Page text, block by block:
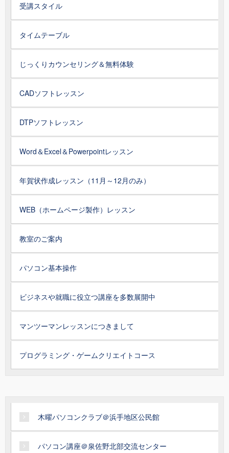
受講スタイル
タイムテーブル
じっくりカウンセリング＆無料体験
CADソフトレッスン
DTPソフトレッスン
Word＆Excel＆Powerpointレッスン
年賀状作成レッスン（11月～12月のみ）
WEB（ホームページ製作）レッスン
教室のご案内
パソコン基本操作
ビジネスや就職に役立つ講座を多数展開中
マンツーマンレッスンにつきまして
プログラミング・ゲームクリエイトコース
木曜パソコンクラブ＠浜手地区公民館
パソコン講座＠泉佐野北部交流センター